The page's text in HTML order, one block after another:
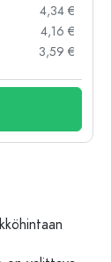
4,34 €
4,16 €
3,59 €